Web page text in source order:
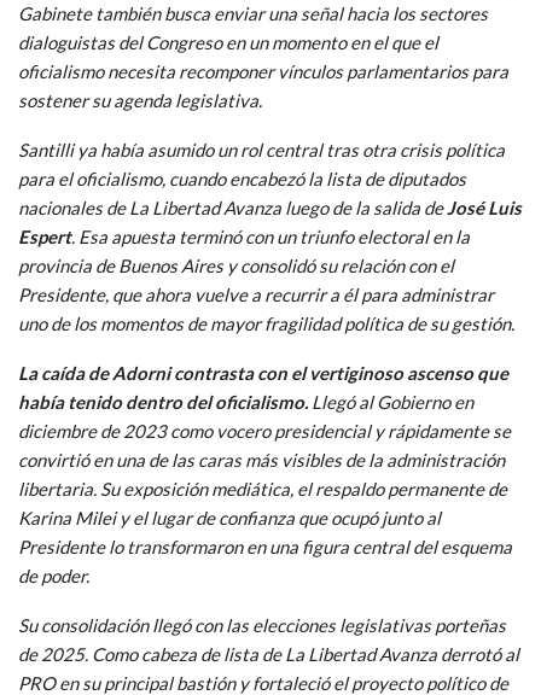
Gabinete también busca enviar una señal hacia los sectores
dialoguistas del Congreso en un momento en el que el
oficialismo necesita recomponer vínculos parlamentarios para
sostener su agenda legislativa.
Santilli ya había asumido un rol central tras otra crisis política
para el oficialismo, cuando encabezó la lista de diputados
nacionales de La Libertad Avanza luego de la salida deJosé Luis
Espert. Esa apuesta terminó con un triunfo electoral en la
provincia de Buenos Aires y consolidó su relación con el
Presidente, que ahora vuelve a recurrir a él para administrar
uno de los momentos de mayor fragilidad política de su gestión.
La caída de Adorni contrasta con el vertiginoso ascenso que
había tenido dentro del oficialismo. Llegó al Gobierno en
diciembre de 2023 como vocero presidencial y rápidamente se
convirtió en una de las caras más visibles de la administración
libertaria. Su exposición mediática, el respaldo permanente de
Karina Milei y el lugar de confianza que ocupó junto al
Presidente lo transformaron en una figura central del esquema
de poder.
Su consolidación llegó con las elecciones legislativas porteñas
de 2025. Como cabeza de lista de La Libertad Avanza derrotó al
PRO en su principal bastión y fortaleció el proyecto político de